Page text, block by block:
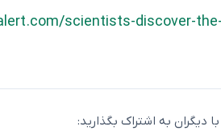
scientists-discover-
دیگران به اشتراک بگذارید: